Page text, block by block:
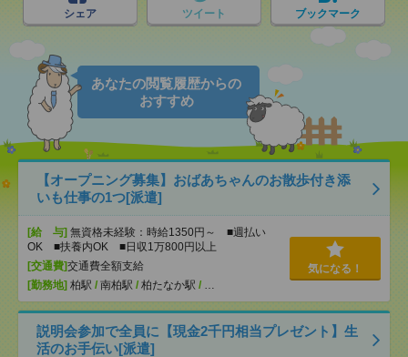
シェア ツイート ブックマーク
あなたの閲覧履歴からの
おすすめ
【オープニング募集】おばあちゃんのお散歩付き添
いも仕事の1つ[派遣]
[給 与] 無資格未経験：時給1350円～ ■週払い
OK ■扶養内OK ■日収1万800円以上
[交通費]交通費全額支給
[勤務地] 柏駅 / 南柏駅 / 柏たなか駅 / …
気になる！
説明会参加で全員に【現金2千円相当プレゼント】生
活のお手伝い[派遣]